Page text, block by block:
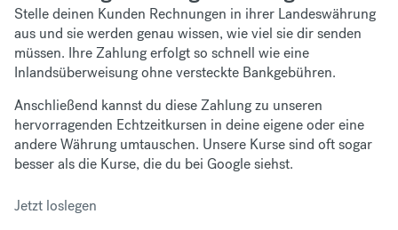
Stelle deinen Kunden Rechnungen in ihrer Landeswährung
aus und sie werden genau wissen, wie viel sie dir senden
müssen. Ihre Zahlung erfolgt so schnell wie eine
Inlandsüberweisung ohne versteckte Bankgebühren.
Anschließend kannst du diese Zahlung zu unseren
hervorragenden Echtzeitkursen in deine eigene oder eine
andere Währung umtauschen. Unsere Kurse sind oft sogar
besser als die Kurse, die du bei Google siehst.
Jetzt loslegen